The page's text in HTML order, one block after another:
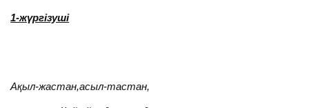
1-жүргізуші
Ақыл-жастан,асыл-тастан,